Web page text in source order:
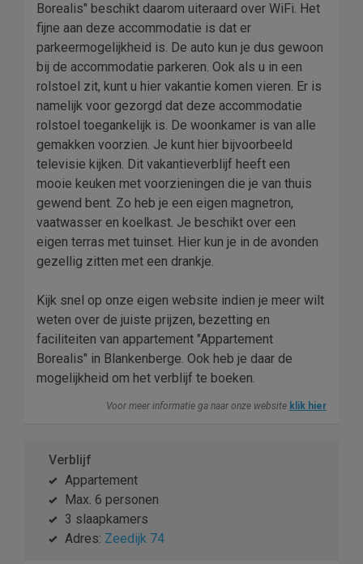
Borealis" beschikt daarom uiteraard over WiFi. Het
fijne aan deze accommodatie is dat er
parkeermogelijkheid is. De auto kun je dus gewoon
bij de accommodatie parkeren. Ook als u in een
rolstoel zit, kunt u hier vakantie komen vieren. Er is
namelijk voor gezorgd dat deze accommodatie
rolstoel toegankelijk is. De woonkamer is van alle
gemakken voorzien. Je kunt hier bijvoorbeeld
televisie kijken. Dit vakantieverblijf heeft een
mooie keuken met voorzieningen die je van thuis
gewend bent. Zo heb je een eigen magnetron,
vaatwasser en koelkast. Je beschikt over een
eigen terras met tuinset. Hier kun je in de avonden
gezellig zitten met een drankje.
Kijk snel op onze eigen website indien je meer wilt
weten over de juiste prijzen, bezetting en
faciliteiten van appartement "Appartement
Borealis" in Blankenberge. Ook heb je daar de
mogelijkheid om het verblijf te boeken.
Voor meer informatie ga naar onze website klik hier
Verblijf
Appartement
Max. 6 personen
3 slaapkamers
Adres: Zeedijk 74